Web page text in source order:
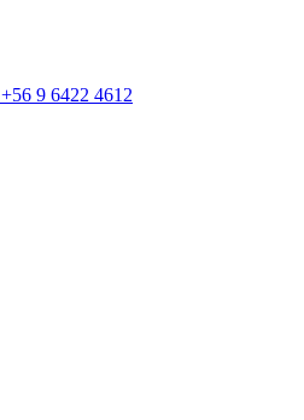
+56 9 6422 4612